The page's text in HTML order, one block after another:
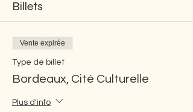
Billets
Vente expirée
Type de billet
Bordeaux, Cité Culturelle
Plus d'info